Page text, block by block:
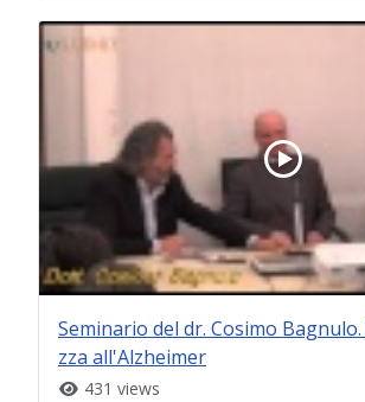
Seminario del dr. Cosimo
zza all'Alzheimer
431 views